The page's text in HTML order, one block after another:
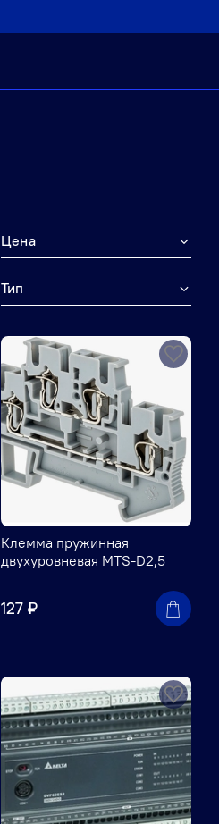
Цена
Тип
Клемма пружинная
двухуровневая MTS-D2,5
127 ₽